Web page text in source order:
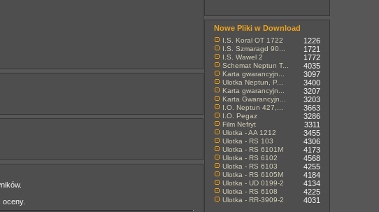
Nowe Pliki w Download
I.S. Koral OT 1722 1226
I.S. Szmaragd 90... 1721
I.S. Wawel 2 1772
Schemat Neptun T... 4035
Karta gwarancyjn... 3097
Ulotka Neptun, P... 3400
Karta gwarancyjn... 3207
Karta Gwarancyjn... 3203
I.O. Neptun 427,... 3663
I.O. Pegaz 3286
Film Nefryt 3311
Ulotka - AA 1212 3455
Ulotka - RS 103 4306
Ulotka - RS 6101M 4173
Ulotka - RS 6102 4568
Ulotka - RS 6103 4255
Ulotka - RS 6105M 4184
Ulotka - UD 0199-2 4134
Ulotka - RS 6108 4225
Ulotka - RR-3909-2 4031